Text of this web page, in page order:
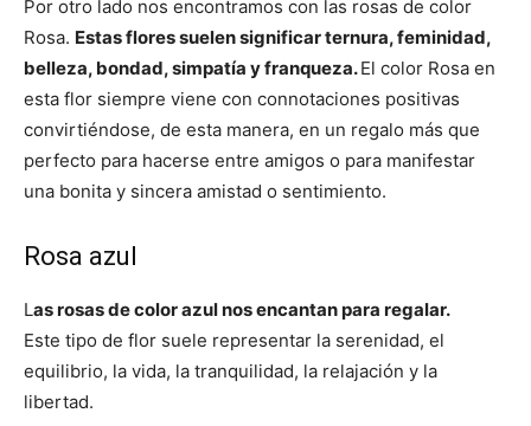
Por otro lado nos encontramos con las rosas de color
Rosa. Estas flores suelen significar ternura, feminidad,
belleza, bondad, simpatía y franqueza.El color Rosa en
esta flor siempre viene con connotaciones positivas
convirtiéndose, de esta manera, en un regalo más que
perfecto para hacerse entre amigos o para manifestar
una bonita y sincera amistad o sentimiento.
Rosa azul
Las rosas de color azul nos encantan para regalar.
Este tipo de flor suele representar la serenidad, el
equilibrio, la vida, la tranquilidad, la relajación y la
libertad.